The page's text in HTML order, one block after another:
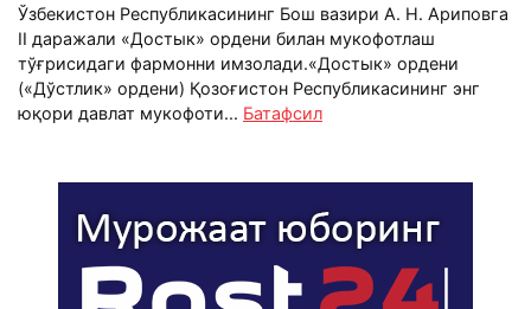
Ўзбекистон Республикасининг Бош вазири А. Н. Ариповга
II даражали «Достык» ордени билан мукофотлаш
тўғрисидаги фармонни имзолади.«Достык» ордени
(«Дўстлик» ордени) Қозоғистон Республикасининг энг
юқори давлат мукофоти... Батафсил